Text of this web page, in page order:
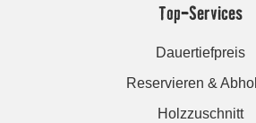
Top-Services
Dauertiefpreis
Reservieren &
Holzzuschnitt